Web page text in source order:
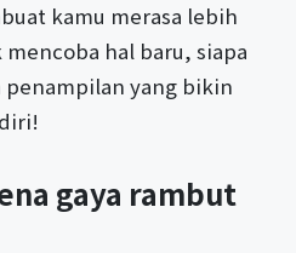
kamu merasa lebih
hal baru, siapa
yang bikin
gaya rambut